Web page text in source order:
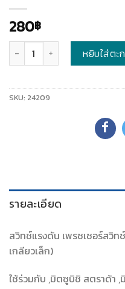
280฿
หยิบใส่ตะ
SKU: 24209
รายละเอียด
สวิทช์แรงดัน เพรชเชอร์สวิ
เกลียวเล็ก)
ใช้ร่วมกับ ,มิตซูบิชิ สตราด้า